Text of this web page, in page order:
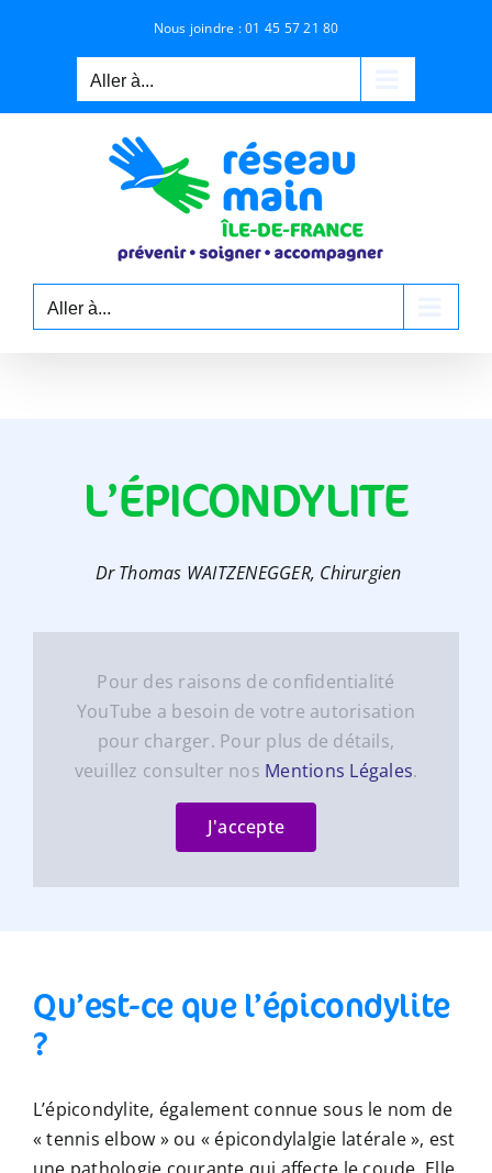
Nous joindre :01 45 57 21 80
Aller à...
Aller à...
L’ÉPICONDYLITE
Dr Thomas WAITZENEGGER, Chirurgien
Pour des raisons de confidentialité
YouTube a besoin de votre autorisation
pour charger. Pour plus de détails,
veuillez consulter nos Mentions Légales.
J'accepte
Qu’est-ce que l’épicondylite
?
L’épicondylite, également connue sous le nom de
« tennis elbow » ou « épicondylalgie latérale », est